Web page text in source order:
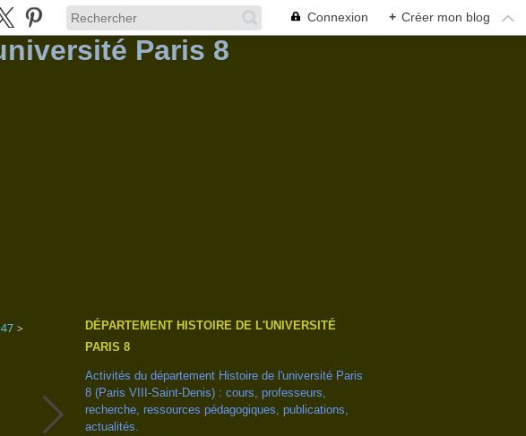
Connexion + Créer mon blog
>
DÉPARTEMENT HISTOIRE DE L'UNIVERSITÉ
PARIS 8
Activités du département Histoire de l'université Paris
8 (Paris VIII-Saint-Denis) : cours, professeurs,
recherche, ressources pédagogiques, publications,
actualités.